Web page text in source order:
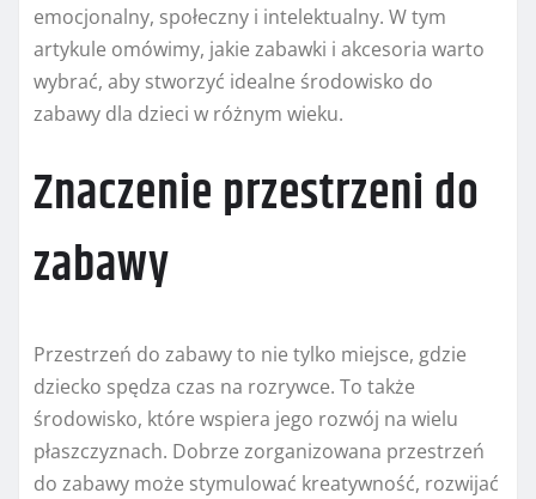
emocjonalny, społeczny i intelektualny. W tym
artykule omówimy, jakie zabawki i akcesoria warto
wybrać, aby stworzyć idealne środowisko do
zabawy dla dzieci w różnym wieku.
Znaczenie przestrzeni do
zabawy
Przestrzeń do zabawy to nie tylko miejsce, gdzie
dziecko spędza czas na rozrywce. To także
środowisko, które wspiera jego rozwój na wielu
płaszczyznach. Dobrze zorganizowana przestrzeń
do zabawy może stymulować kreatywność, rozwijać